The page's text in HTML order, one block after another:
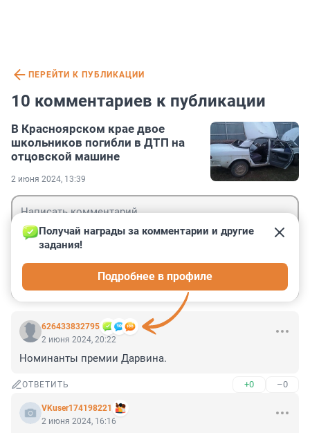
ПЕРЕЙТИ К ПУБЛИКАЦИИ
10 комментариев к публикации
В Красноярском крае двое
школьников погибли в ДТП на
отцовской машине
2 июня 2024, 13:39
626433832795
Получай награды за комментарии и другие
задания!
Подробнее в профиле
2 июня 2024, 20:22
Номинанты премии Дарвина.
ОТВЕТИТЬ +0 –0
VKuser174198221
2 июня 2024, 16:16